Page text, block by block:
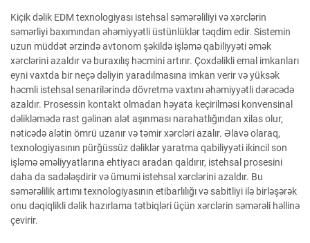
Kiçik dəlik EDM texnologiyası istehsal səmərəliliyi və xərclərin
səmərliyi baxımından əhəmiyyətli üstünlüklər təqdim edir. Sistemin
uzun müddət ərzində avtonom şəkildə işləmə qabiliyyəti əmək
xərclərini azaldır və buraxılış həcmini artırır. Çoxdəlikli emal imkanları
eyni vaxtda bir neçə dəliyin yaradılmasına imkan verir və yüksək
həcmli istehsal senarilərində dövretmə vaxtını əhəmiyyətli dərəcədə
azaldır. Prosessin kontakt olmadan həyata keçirilməsi konvensinal
dəlikləmədə rast gəlinən alət aşınması narahatlığından xilas olur,
nəticədə alətin ömrü uzanır və təmir xərcləri azalır. Əlavə olaraq,
texnologiyasının pürğüssüz dəliklər yaratma qabiliyyəti ikincil son
işləmə əməliyyatlarına ehtiyacı aradan qaldırır, istehsal prosesini
daha da sadələşdirir və ümumi istehsal xərclərini azaldır. Bu
səmərəlilik artımı texnologiyasının etibarlılığı və sabitliyi ilə birləşərək
onu dəqiqlikli dəlik hazırlama tətbiqləri üçün xərclərin səmərəli həllinə
çevirir.